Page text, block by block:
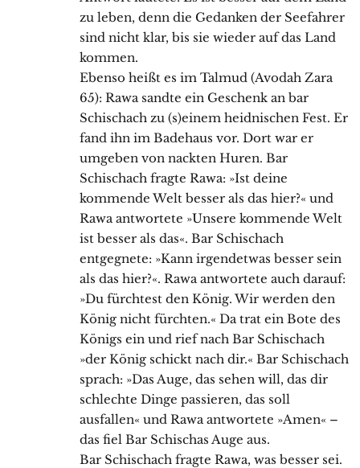
zu leben, denn die Gedanken der Seefahrer
sind nicht klar, bis sie wieder auf das Land
kommen.
Ebenso heißt es im Talmud (Avodah Zara
65): Rawa sandte ein Geschenk an bar
Schischach zu (s)einem heidnischen Fest. Er
fand ihn im Badehaus vor. Dort war er
umgeben von nackten Huren. Bar
Schischach fragte Rawa: »Ist deine
kommende Welt besser als das hier?« und
Rawa antwortete »Unsere kommende Welt
ist besser als das«. Bar Schischach
entgegnete: »Kann irgendetwas besser sein
als das hier?«. Rawa antwortete auch darauf:
»Du fürchtest den König. Wir werden den
König nicht fürchten.« Da trat ein Bote des
Königs ein und rief nach Bar Schischach
»der König schickt nach dir.« Bar Schischach
sprach: »Das Auge, das sehen will, das dir
schlechte Dinge passieren, das soll
ausfallen« und Rawa antwortete »Amen« –
das fiel Bar Schischas Auge aus.
Bar Schischach fragte Rawa, was besser sei.